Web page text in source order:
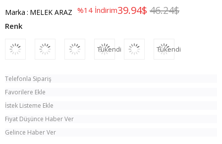
Marka : MELEK ARAZ %14 İndirim 46.24$
39.94$
Tükendi Tükendi
Telefonla Sipariş
Favorilere Ekle
İstek Listeme Ekle
Fiyat Düşünce Haber Ver
Gelince Haber Ver